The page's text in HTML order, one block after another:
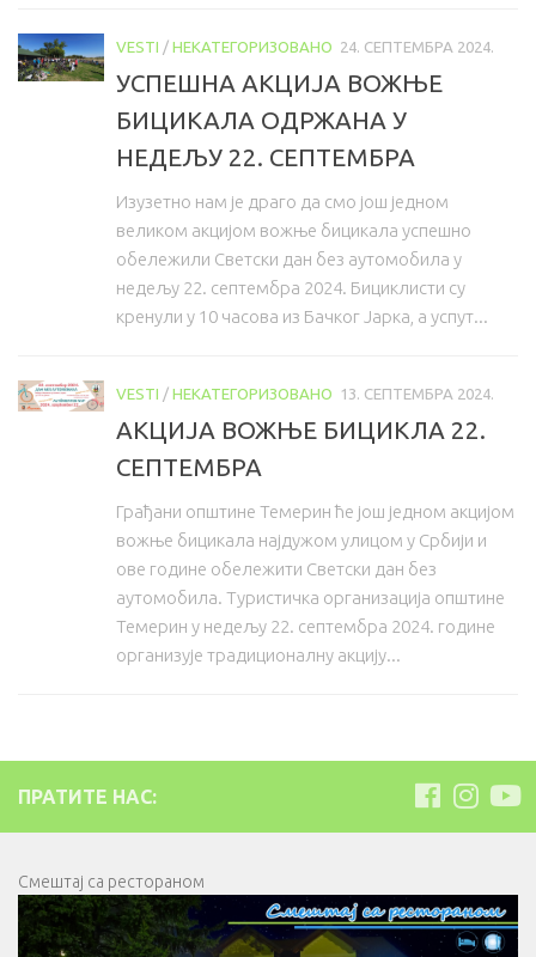
VESTI / НЕКАТЕГОРИЗОВАНО 24. СЕПТЕМБРА 2024.
УСПЕШНА АКЦИЈА ВОЖЊЕ
БИЦИКАЛА ОДРЖАНА У
НЕДЕЉУ 22. СЕПТЕМБРА
Изузетно нам је драго да смо још једном
великом акцијом вожње бицикала успешно
обележили Светски дан без аутомобила у
недељу 22. септембра 2024. Бициклисти су
кренули у 10 часова из Бачког Јарка, а успут...
VESTI / НЕКАТЕГОРИЗОВАНО 13. СЕПТЕМБРА 2024.
АКЦИЈА ВОЖЊЕ БИЦИКЛА 22.
СЕПТЕМБРА
Грађани општине Темерин ће још једном акцијом
вожње бицикала најдужом улицом у Србији и
ове године обележити Светски дан без
аутомобила. Туристичка организација општине
Темерин у недељу 22. септембра 2024. године
организује традиционалну акцију...
ПРАТИТЕ НАС:
Смештај са рестораном